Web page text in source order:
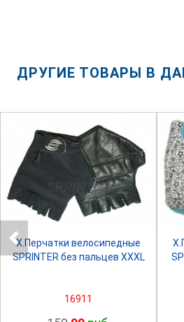
ДРУГИЕ ТОВАРЫ В
SPRINTER
Х.Перчатки велосипедные
SPRINTER без пальцев XXXL
16911